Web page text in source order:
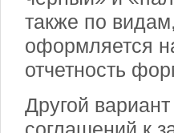
также по
оформляется
отчетность
Другой